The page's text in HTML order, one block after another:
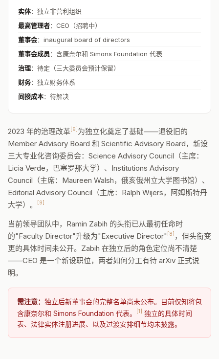
实体：独立非营利组织
最高管理者：CEO（招聘中）
董事会：inaugural board of directors
董事会成员：含康奈尔和 Simons Foundation 代表
治理：待定（三大委员会预计保留）
财务：独立财务体系
间接成本：待解决
2023 年的治理改革[9] 为独立化奠定了基础——退役旧的
Member Advisory Board 和 Scientific Advisory Board，新设
三大专业化咨询委员会：Science Advisory Council（主席：
Licia Verde，巴塞罗那大学）、Institutions Advisory
Council（主席：Maureen Walsh，俄亥俄州立大学图书馆）、
Editorial Advisory Council（主席：Ralph Wijers，阿姆斯特丹
大学）。
[9]
当前领导团队中，Ramin Zabih 的头衔已从最初任命时
的"Faculty Director"升级为"Executive Director" [8] ，但头衔变
更的具体时间未公开。Zabih 在独立后的角色定位尚不清楚
——CEO 是一个新设职位，两者如何分工有待 arXiv 正式说
明。
需注意： 独立后新董事会的完整名单尚未公布。目前仅知将包
含康奈尔和 Simons Foundation 代表。
[1] 独立的具体时间
表、法律实体注册进展、以及过渡安排细节均未披露。